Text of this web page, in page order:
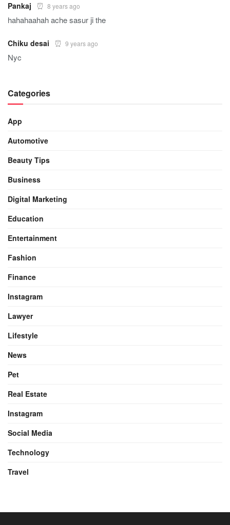
Pankaj 8 years ago
hahahaahah ache sasur ji the
Chiku desai 9 years ago
Nyc
Categories
App
Automotive
Beauty Tips
Business
Digital Marketing
Education
Entertainment
Fashion
Finance
Instagram
Lawyer
Lifestyle
News
Pet
Real Estate
Instagram
Social Media
Technology
Travel